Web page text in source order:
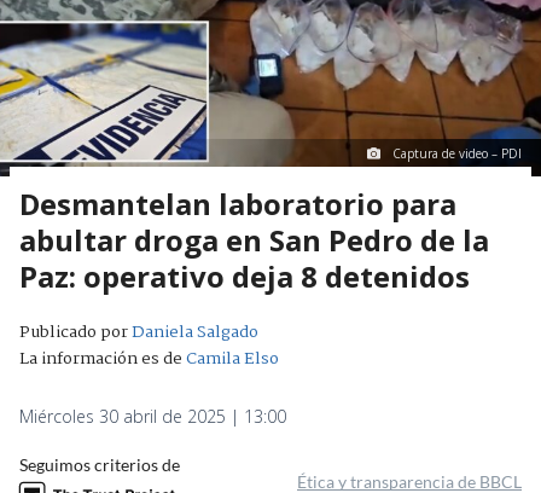
Captura de video – PDI
Desmantelan laboratorio para
abultar droga en San Pedro de la
Paz: operativo deja 8 detenidos
Publicado porDaniela Salgado
La información es deCamila Elso
Miércoles 30 abril de 2025 | 13:00
Seguimos criterios de
Ética y transparencia de BBCL